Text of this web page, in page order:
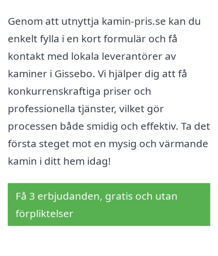
Genom att utnyttja kamin-pris.se kan du
enkelt fylla i en kort formulär och få
kontakt med lokala leverantörer av
kaminer i Gissebo. Vi hjälper dig att få
konkurrenskraftiga priser och
professionella tjänster, vilket gör
processen både smidig och effektiv. Ta det
första steget mot en mysig och värmande
kamin i ditt hem idag!
Få 3 erbjudanden, gratis och utan
förpliktelser